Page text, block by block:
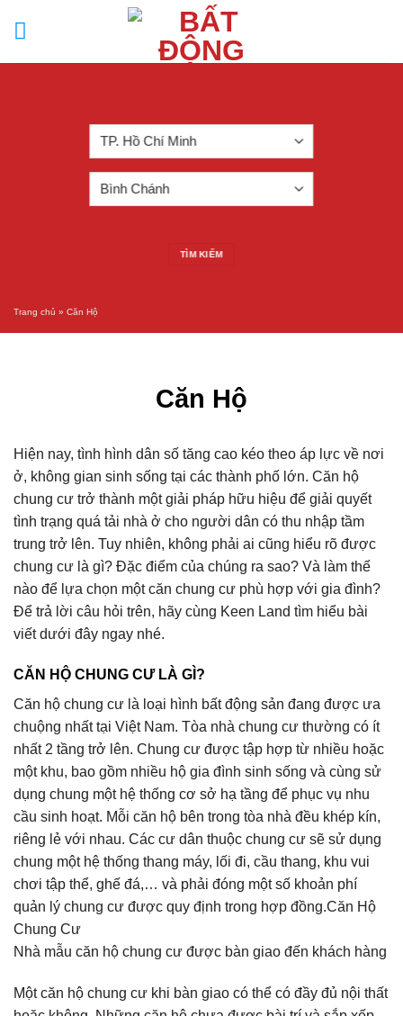
Trang chủ » Căn Hộ
TÌM KIẾM
Căn Hộ
Hiện nay, tình hình dân số tăng cao kéo theo áp lực về nơi
ở, không gian sinh sống tại các thành phố lớn. Căn hộ
chung cư trở thành một giải pháp hữu hiệu để giải quyết
tình trạng quá tải nhà ở cho người dân có thu nhập tầm
trung trở lên. Tuy nhiên, không phải ai cũng hiểu rõ được
chung cư là gì? Đặc điểm của chúng ra sao? Và làm thế
nào để lựa chọn một căn chung cư phù hợp với gia đình?
Để trả lời câu hỏi trên, hãy cùng Keen Land tìm hiểu bài
viết dưới đây ngay nhé.
CĂN HỘ CHUNG CƯ LÀ GÌ?
Căn hộ chung cư là loại hình bất động sản đang được ưa
chuộng nhất tại Việt Nam. Tòa nhà chung cư thường có ít
nhất 2 tầng trở lên. Chung cư được tập hợp từ nhiều hoặc
một khu, bao gồm nhiều hộ gia đình sinh sống và cùng sử
dụng chung một hệ thống cơ sở hạ tầng để phục vụ nhu
cầu sinh hoạt. Mỗi căn hộ bên trong tòa nhà đều khép kín,
riêng lẻ với nhau. Các cư dân thuộc chung cư sẽ sử dụng
chung một hệ thống thang máy, lối đi, cầu thang, khu vui
chơi tập thể, ghế đá,… và phải đóng một số khoản phí
quản lý chung cư được quy định trong hợp đồng.Căn Hộ
Chung Cư
Nhà mẫu căn hộ chung cư được bàn giao đến khách hàng
Một căn hộ chung cư khi bàn giao có thể có đầy đủ nội thất